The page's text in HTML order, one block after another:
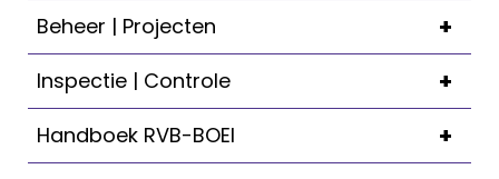
+
Beheer | Projecten
+
Inspectie | Controle
+
Handboek RVB-BOEI